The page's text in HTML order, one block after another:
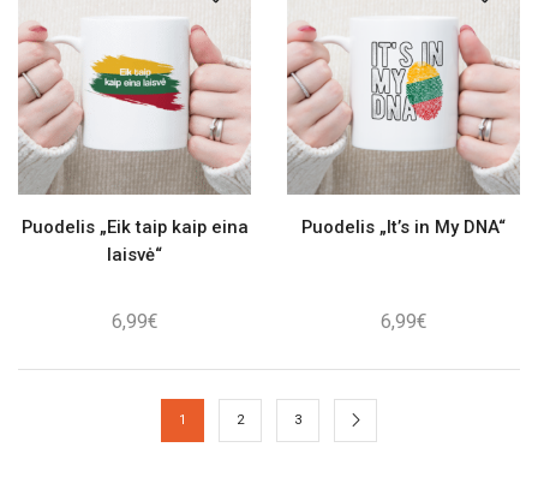
Puodelis „Eik taip kaip eina
laisvė“
6,99€
Puodelis „It’s in My DNA“
6,99€
1 2 3